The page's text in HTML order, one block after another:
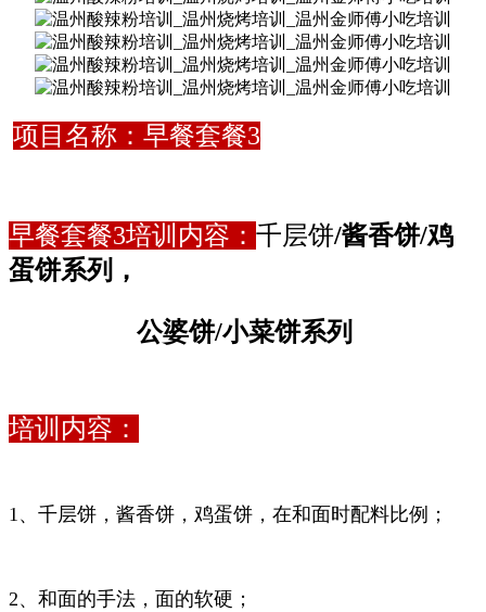
项目名称：早餐套餐3
早餐套餐3培训内容： 千层饼/酱香饼/鸡
蛋饼系列，
公婆饼/小菜饼系列
培训内容：
1、千层饼，酱香饼，鸡蛋饼，在和面时配料比例；
2、和面的手法，面的软硬；